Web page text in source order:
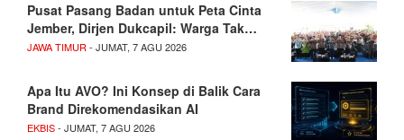
Pusat Pasang Badan untuk Peta Cinta
Jember, Dirjen Dukcapil: Warga Tak…
JAWA TIMUR- JUMAT, 7 AGU 2026
Apa Itu AVO? Ini Konsep di Balik Cara
Brand Direkomendasikan AI
EKBIS- JUMAT, 7 AGU 2026